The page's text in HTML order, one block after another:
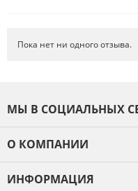
не ошиблись в своем выборе.
оговоренный срок?
Пока нет ни одного отзыва.
МЫ В СОЦИАЛЬНЫХ
О КОМПАНИИ
ИНФОРМАЦИЯ